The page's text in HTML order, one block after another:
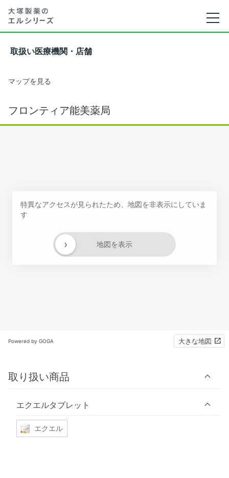
取扱い医療機関・店舗
マップを見る
フロンティア能美薬局
特異なアクセスが見られたため、地図を非表示にしていま
す
地図を表示
›
Powered by GOGA 大きな地図
取り扱い商品
エクエルタブレット
エクエル